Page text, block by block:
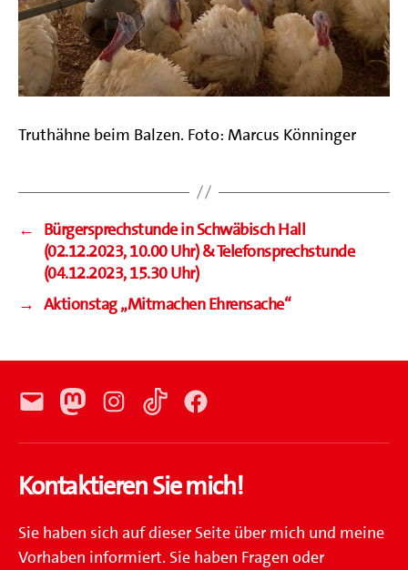
Truthähne beim Balzen. Foto: Marcus Könninger
← Bürgersprechstunde in Schwäbisch Hall
(02.12.2023, 10.00 Uhr) & Telefonsprechstunde
(04.12.2023, 15.30 Uhr)
→ Aktionstag „Mitmachen Ehrensache“
E-
MastodonInstagramTikTokFacebook
Kontaktieren Sie mich!
Sie haben sich auf dieser Seite über mich und meine
Vorhaben informiert. Sie haben Fragen oder